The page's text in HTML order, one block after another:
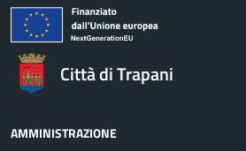
Città di Trapani
AMMINISTRAZIONE